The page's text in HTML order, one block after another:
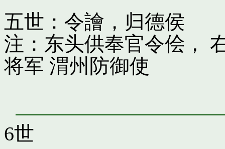
五世：令譮，归德侯
注：东头供奉官令侩，
将军 渭州防御使
6世